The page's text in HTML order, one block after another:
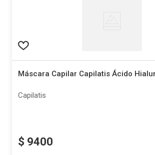
Máscara Capilar Capilatis Ácido
Capilatis
$ 9400